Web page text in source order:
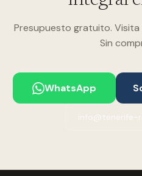
Presupuesto gratuito.
Sin
WhatsApp